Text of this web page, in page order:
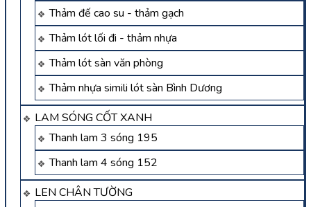
Thảm đế cao su - thảm gạch
Thảm lót lối đi - thảm nhựa
Thảm lót sàn văn phòng
Thảm nhựa simili lót sàn Bình Dương
LAM SÓNG CỐT XANH
Thanh lam 3 sóng 195
Thanh lam 4 sóng 152
LEN CHÂN TƯỜNG